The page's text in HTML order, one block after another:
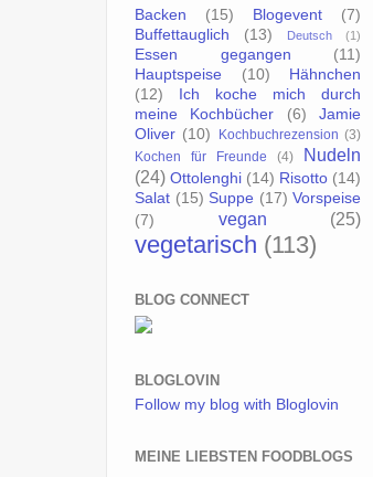
Backen
(15) Blogevent
(7)
Buffettauglich
(13) Deutsch (1)
Essen gegangen
(11)
Hauptspeise
(10)
Hähnchen
(12)
Ich koche mich durch
meine Kochbücher
(6)
Jamie
Oliver (10) Kochbuchrezension (3)
Kochen für Freunde
(4)
Nudeln
(24) Ottolenghi (14) Risotto (14)
Salat (15) Suppe (17) Vorspeise
(7)
vegan (25)
vegetarisch (113)
BLOG CONNECT
BLOGLOVIN
Follow my blog with Bloglovin
MEINE LIEBSTEN FOODBLOGS